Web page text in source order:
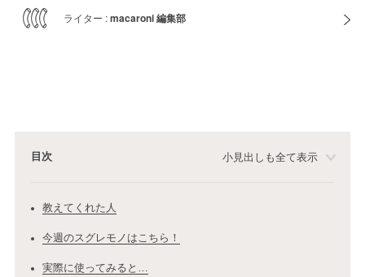
ライター :macaroni 編集部
目次 小見出しも全て表示
教えてくれた人
今週のスグレモノはこちら！
実際に使ってみると…